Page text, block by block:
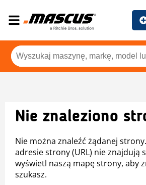
Nie znaleziono
Nie można znaleźć żądanej
adresie strony (URL) nie znajdują
wyświetl naszą mapę strony, aby
szukasz.